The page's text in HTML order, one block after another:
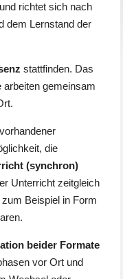
richtet sich nach
dem Lernstand der
stattfinden. Das
arbeiten gemeinsam
die
(synchron)
Unterricht zeitgleich
Beispiel in Form
beider Formate
vor Ort und